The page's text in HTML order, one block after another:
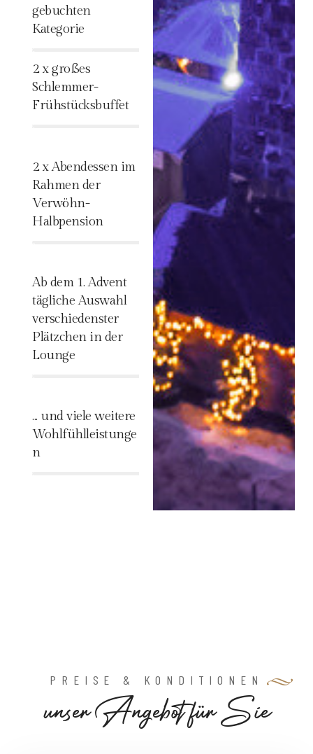
gebuchten
Kategorie
2 x großes
Schlemmer-
Frühstücksbuffet
2 x Abendessen im
Rahmen der
Verwöhn-
Halbpension
Ab dem 1. Advent
tägliche Auswahl
verschiedenster
Plätzchen in der
Lounge
... und viele weitere
Wohlfühlleistunge
n
PREISE & KONDITIONEN
unserAngebotfürSie